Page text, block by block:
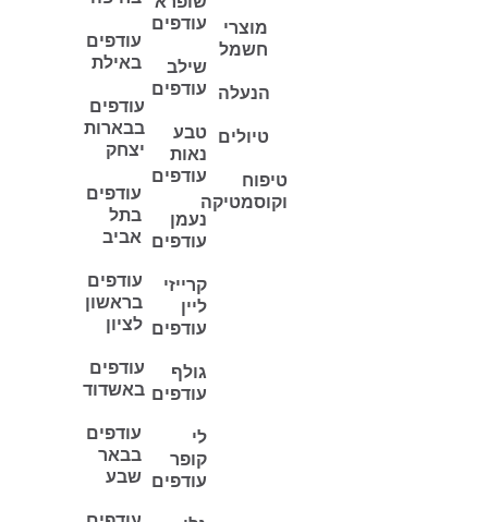
מוצרי
חשמל
הנעלה
טיולים
טיפוח
וקוסמטיקה
עודפים
שילב
עודפים
טבע
נאות
עודפים
נעמן
עודפים
קרייזי
ליין
עודפים
גולף
עודפים
לי
קופר
עודפים
עודפים
באילת
עודפים
בבארות
יצחק
עודפים
בתל
אביב
עודפים
בראשון
לציון
עודפים
באשדוד
עודפים
בבאר
שבע